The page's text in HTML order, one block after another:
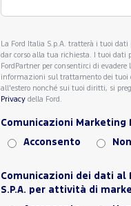
La Ford Italia S.p.A. tratterà i tuoi
dar corso alla tua richiesta. I tuoi dati
FordPartner per consentirci di evadere la tua
informazioni sul trattamento dei tuoi
all'estero nonché sui tuoi diritti, si
Privacydella Ford.
Comunicazioni Marketing
Acconsento
Comunicazioni dei dati al
S.P.A. per attività di